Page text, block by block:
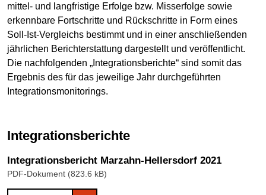
mittel- und langfristige Erfolge bzw. Misserfolge sowie
erkennbare Fortschritte und Rückschritte in Form eines
Soll-Ist-Vergleichs bestimmt und in einer anschließenden
jährlichen Berichterstattung dargestellt und veröffentlicht.
Die nachfolgenden „Integrationsberichte“ sind somit das
Ergebnis des für das jeweilige Jahr durchgeführten
Integrationsmonitorings.
Integrationsberichte
Integrationsbericht Marzahn-Hellersdorf 2021
PDF-Dokument (823.6 kB)